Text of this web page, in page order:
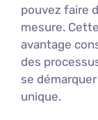
pouvez faire
mesure.
avantage
des
se
unique.